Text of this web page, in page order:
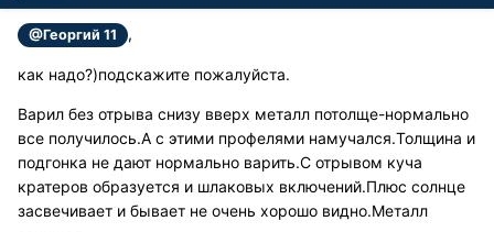
@Георгий 11 ,
как надо?)подскажите пожалуйста.
Варил без отрыва снизу вверх металл потолще-нормально
все получилось.А с этими профелями намучался.Толщина и
подгонка не дают нормально варить.С отрывом куча
кратеров образуется и шлаковых включений.Плюс солнце
засвечивает и бывает не очень хорошо видно.Металл